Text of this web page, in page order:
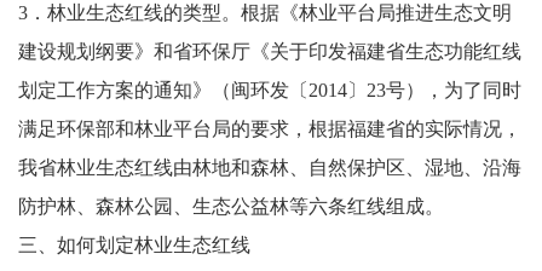
3．林业生态红线的类型。根据《林业平台局推进生态文明
建设规划纲要》和省环保厅《关于印发福建省生态功能红线
划定工作方案的通知》（闽环发〔2014〕23号），为了同时
满足环保部和林业平台局的要求，根据福建省的实际情况，
我省林业生态红线由林地和森林、自然保护区、湿地、沿海
防护林、森林公园、生态公益林等六条红线组成。
三、如何划定林业生态红线